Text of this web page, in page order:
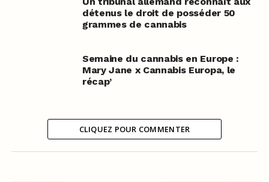
détenus le droit de posséder 50
grammes de cannabis
Semaine du cannabis en Europe :
Mary Jane x Cannabis Europa, le
récap’
CLIQUEZ POUR COMMENTER